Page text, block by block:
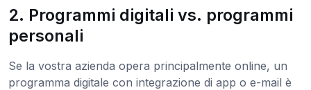
2. Programmi digitali vs. programmi
personali
Se la vostra azienda opera principalmente online, un
programma digitale con integrazione di app o e-mail è